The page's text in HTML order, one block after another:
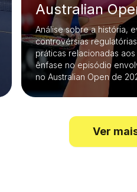
Australian
Análise sobre a história,
controvérsias
práticas relacionadas
ênfase no episódio
no Australian Open de
Ver